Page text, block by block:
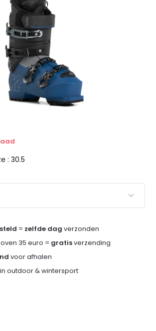
: 30.5
= zelfde dag verzonden
35 euro = gratisverzending
voor afhalen
in outdoor & wintersport